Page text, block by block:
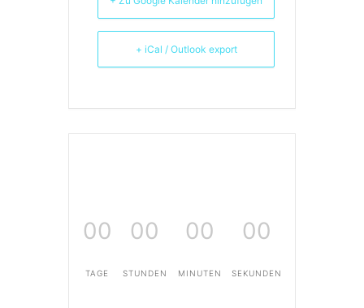
+ iCal / Outlook export
00
TAGE
00
STUNDEN
00
MINUTEN
00
SEKUNDEN